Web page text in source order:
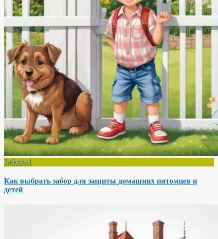
Заборы1
Как выбрать забор для защиты домашних питомцев и
детей